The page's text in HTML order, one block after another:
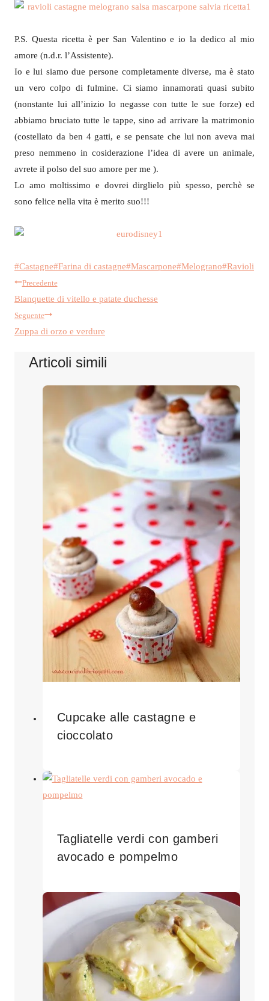
P.S. Questa ricetta è per San Valentino e io la dedico al mio
amore (n.d.r. l’Assistente).
Io e lui siamo due persone completamente diverse, ma è stato
un vero colpo di fulmine. Ci siamo innamorati quasi subito
(nonstante lui all’inizio lo negasse con tutte le sue forze) ed
abbiamo bruciato tutte le tappe, sino ad arrivare la matrimonio
(costellato da ben 4 gatti, e se pensate che lui non aveva mai
preso nemmeno in cosiderazione l’idea di avere un animale,
avrete il polso del suo amore per me ).
Lo amo moltissimo e dovrei dirglielo più spesso, perchè se
sono felice nella vita è merito suo!!!
Tag
articolo:
#Castagne#Farina di castagne#Mascarpone#Melograno#Ravioli
Navigazione
articoli
Precedente
Blanquette di vitello e patate duchesse
Seguente
Zuppa di orzo e verdure
Articoli simili
Cupcake alle castagne e
cioccolato
Tagliatelle verdi con gamberi
avocado e pompelmo